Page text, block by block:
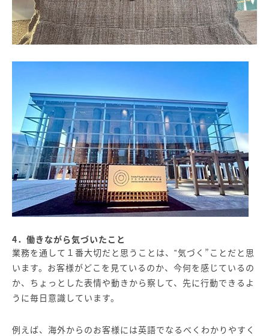
4．働きながら気づいたこと
業務を通して１番大切だと思うことは、‟気づく”ことだと思
います。お客様がどこを見ているのか、今何を感じているの
か、ちょっとした表情や動きから察して、先に行動できるよ
うに毎日意識しています。
例えば、海外からのお客様には英語でなるべくわかりやすく